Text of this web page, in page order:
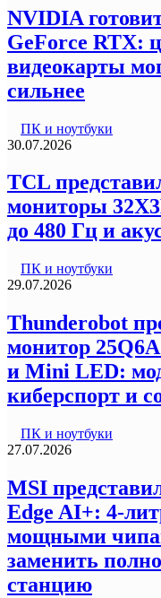
NVIDIA
GeForce RTX:
видеокарты
сильнее
ПК и ноутбуки
30.07.2026
TCL
мониторы
до 480 Гц и
ПК и ноутбуки
29.07.2026
Thunderobot
монитор
и Mini LED:
киберспорт и
ПК и ноутбуки
27.07.2026
MSI
Edge AI+: 4-
мощными
заменить
станцию